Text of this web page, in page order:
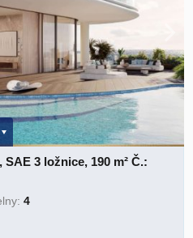
3 ložnice, 190 m² Č.:
4